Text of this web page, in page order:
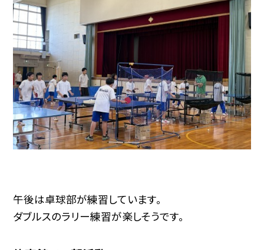
午後は卓球部が練習しています。
ダブルスのラリー練習が楽しそうです。